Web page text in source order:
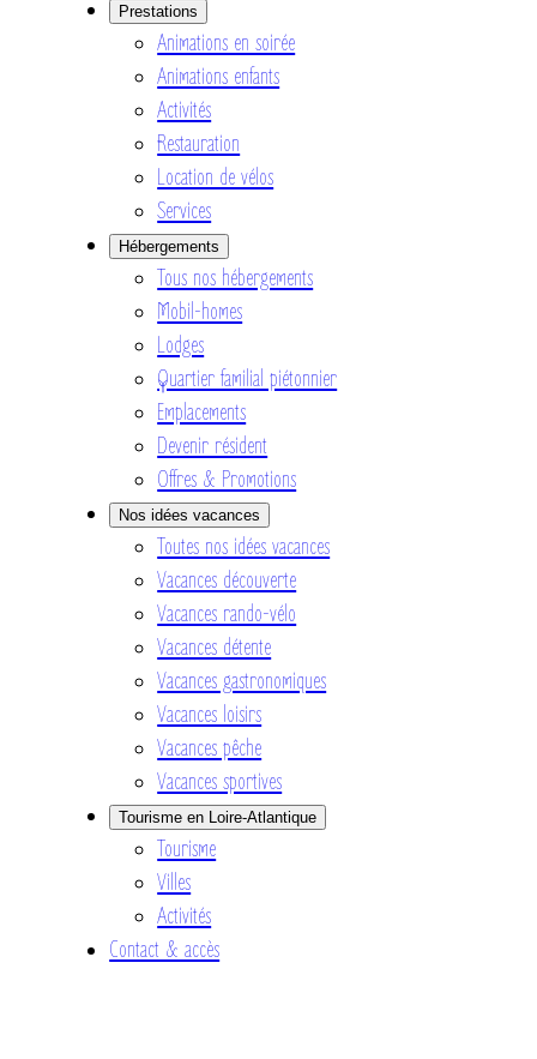
Prestations
Animations en soirée
Animations enfants
Activités
Restauration
Location de vélos
Services
Hébergements
Tous nos hébergements
Mobil-homes
Lodges
Quartier familial piétonnier
Emplacements
Devenir résident
Offres & Promotions
Nos idées vacances
Toutes nos idées vacances
Vacances découverte
Vacances rando-vélo
Vacances détente
Vacances gastronomiques
Vacances loisirs
Vacances pêche
Vacances sportives
Tourisme en Loire-Atlantique
Tourisme
Villes
Activités
Contact & accès